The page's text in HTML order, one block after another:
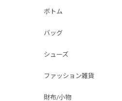
ボトム
バッグ
シューズ
ファッション雑貨
財布/小物